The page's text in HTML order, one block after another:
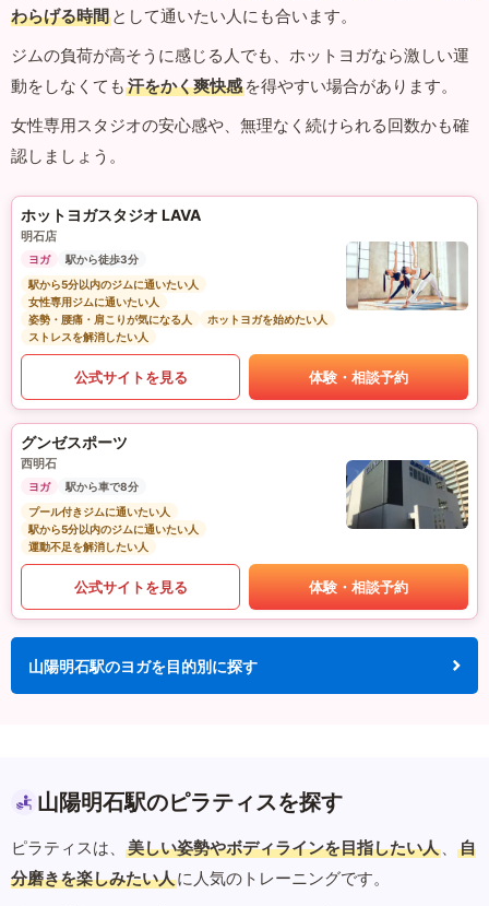
わらげる時間 として通いたい人にも合います。
ジムの負荷が高そうに感じる人でも、ホットヨガなら激しい運
動をしなくても 汗をかく爽快感 を得やすい場合があります。
女性専用スタジオの安心感や、無理なく続けられる回数かも確
認しましょう。
ホットヨガスタジオ LAVA
明石店
ヨガ
駅から徒歩3分
駅から5分以内のジムに通いたい人
女性専用ジムに通いたい人
姿勢・腰痛・肩こりが気になる人
ホットヨガを始めたい人
ストレスを解消したい人
公式サイトを見る 体験・相談予約
グンゼスポーツ
西明石
ヨガ
駅から車で8分
プール付きジムに通いたい人
駅から5分以内のジムに通いたい人
運動不足を解消したい人
公式サイトを見る 体験・相談予約
山陽明石駅のヨガを目的別に探す
山陽明石駅のピラティスを探す
ピラティスは、 美しい姿勢やボディラインを目指したい人 、
自
分磨きを楽しみたい人に人気のトレーニングです。